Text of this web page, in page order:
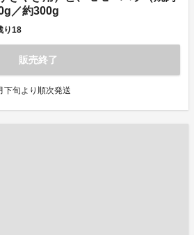
／約300g
り18
販売終了
下旬より順次発送